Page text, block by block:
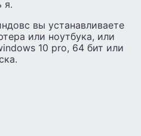
я.
вы устанавливаете
или ноутбука, или
10 pro, 64 бит или